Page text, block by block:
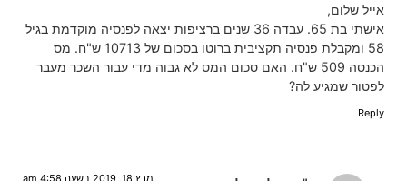
אייל שלום,
אישתי בת 65. עבדה 36 שנים ברציפות יצאה לפנסיה מוקדמת בגיל
58 ומקבלת פנסיה תקציבית ברוטו בסכום של 10713 ש"ח. מס
הכנסה 509 ש"ח. האם סכום המס לא גבוה מדי עבור השכר מעבר
לפטור שמגיע לה?
Reply
מרץ 18, 2019 בשעה 4:58 am